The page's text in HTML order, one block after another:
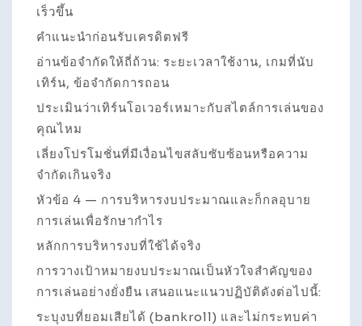
เร็วขึ้น
คำแนะนำก่อนรับเครดิตฟรี
อ่านข้อจำกัดให้ถี่ถ้วน: ระยะเวลาใช้งาน, เกมที่นับ
เทิร์น, ข้อจำกัดการถอน
ประเมินว่าเทิร์นโอเวอร์เหมาะกับสไตล์การเล่นของ
คุณไหม
เลี่ยงโปรโมชั่นที่มีเงื่อนไขสลับซับซ้อนหรือความ
จำกัดเกินจริง
หัวข้อ 4 — การบริหารงบประมาณและก็กลอุบาย
การเล่นเพื่อรักษากำไร
หลักการบริหารงบที่ใช้ได้จริง
การวางเป้าหมายงบประมาณเป็นหัวใจสำคัญของ
การเล่นอย่างยั่งยืน เสนอแนะแนวปฏิบัติดังต่อไปนี้:
ระบุงบที่ยอมเสียได้ (bankroll) และไม่กระทบค่า